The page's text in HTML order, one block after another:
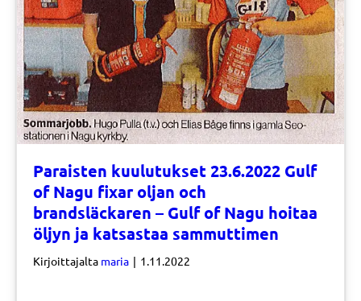
Paraisten kuulutukset 23.6.2022 Gulf
of Nagu fixar oljan och
brandsläckaren – Gulf of Nagu hoitaa
öljyn ja katsastaa sammuttimen
Kirjoittajalta maria | 1.11.2022